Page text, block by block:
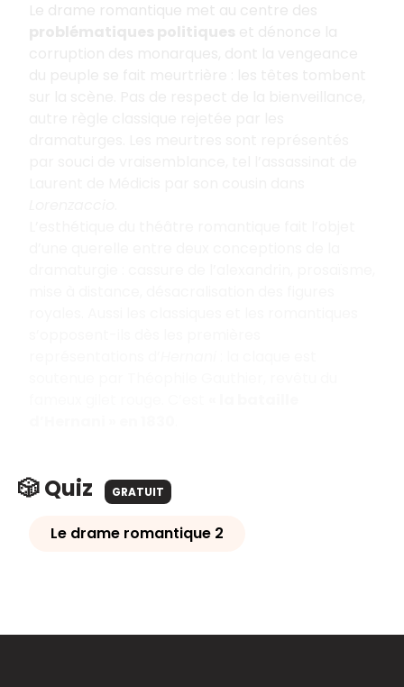
🎲 Quiz GRATUIT
Le drame romantique 2